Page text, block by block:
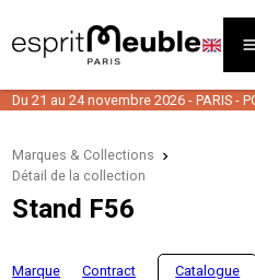
Du 21 au 24 novembre 2026 - PARIS -
Marques & Collections
Détail de la collection
Stand F56
Marque Contract Catalogue